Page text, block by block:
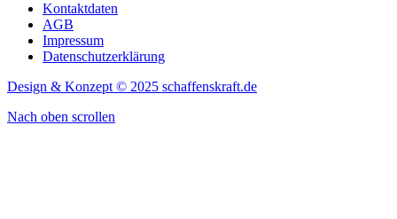
Kontaktdaten
AGB
Impressum
Datenschutzerklärung
Design & Konzept © 2025 schaffenskraft.de
Nach oben scrollen